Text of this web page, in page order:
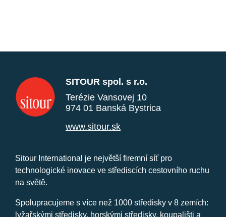
SITOUR spol. s r.o.
Terézie Vansovej 10
974 01 Banská Bystrica
www.sitour.sk
Sitour International je největší firemní síť pro
technologické inovace ve střediscích cestovního ruchu
na světě.
Spolupracujeme s více než 1000 středisky v 8 zemích:
lyžařskými středisky, horskými středisky, koupališti a